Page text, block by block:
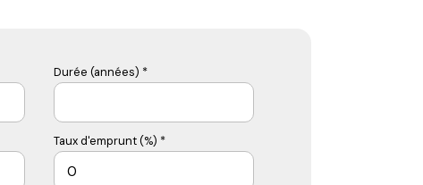
Durée (années) *
Taux d'emprunt (%) *